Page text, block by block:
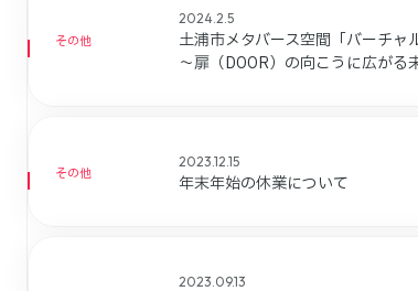
その他
2024.2.5
土浦市メタバース空間「バーチ
～扉（DOOR）の向こうに広がる
その他
2023.12.15
年末年始の休業について
2023.09.13